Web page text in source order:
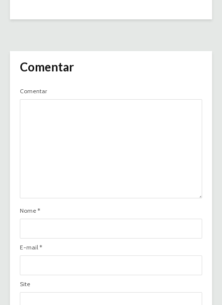
Comentar
Comentar
Nome *
E-mail *
Site